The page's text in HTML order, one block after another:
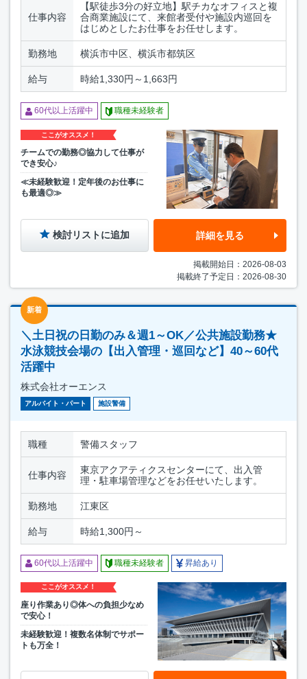
仕事内容
【駅徒歩3分の好立地】駅チカなオフィスと複
合商業施設にて、来館者受付や施設内巡回を
はじめとしたお仕事をお任せします。
勤務地 横浜市中区、横浜市都筑区
給与 時給1,330円～1,663円
60代以上活躍中 職種未経験者
ここがオススメ！
チームでの勤務◎協力して仕事が
でき安心♪
≪未経験歓迎！定年後のお仕事に
も最適◎≫
検討リストに追加 詳細を見る
掲載開始日：2026-08-03
掲載終了予定日：2026-08-30
新着
＼土日祝の日勤のみ＆週1～OK／公共施設勤務★
水泳競技会場の【出入管理・巡回など】40～60代
活躍中
株式会社オーエンス
アルバイト・パート 施設警備
職種 警備スタッフ
仕事内容
東京アクアティクスセンターにて、出入管
理・駐車場管理などをお任せいたします。
勤務地 江東区
給与 時給1,300円～
60代以上活躍中 職種未経験者 昇給あり
ここがオススメ！
座り作業あり◎体への負担少なめ
で安心！
未経験歓迎！複数名体制でサポー
トも万全！